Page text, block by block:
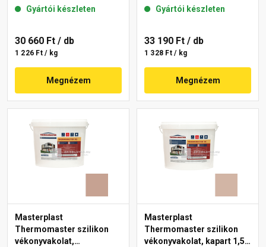
Gyártói készleten
30 660 Ft / db
1 226 Ft / kg
Megnézem
Gyártói készleten
33 190 Ft / db
1 328 Ft / kg
Megnézem
Masterplast
Thermomaster szilikon
vékonyvakolat,
Masterplast
Thermomaster szilikon
vékonyvakolat, kapart 1,5